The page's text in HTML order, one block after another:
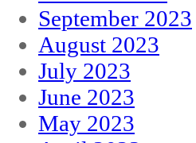
September 2023
August 2023
July 2023
June 2023
May 2023